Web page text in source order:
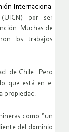
Internacional
(UICN) por ser
Muchas de
los trabajos
de Chile. Pero
que está en el
propiedad.
como “un
del dominio